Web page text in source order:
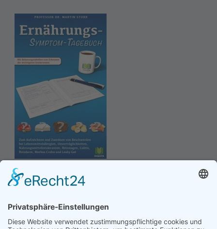
Hinweis an unsere Leser: Wir erstellen für Sie
Informationsseiten. Die Informationen enthalten Affiliate
links zu Amazon, in diesem Zusammenhang erhalten wir